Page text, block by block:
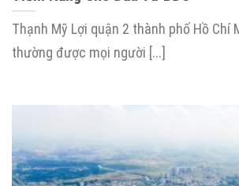
Thạnh Mỹ Lợi quận 2 thành phố Hồ Chí
thường được mọi người [...]